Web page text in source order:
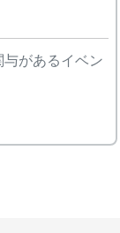
ルを飲み
ベキュ
、やっぱ
があるイベン